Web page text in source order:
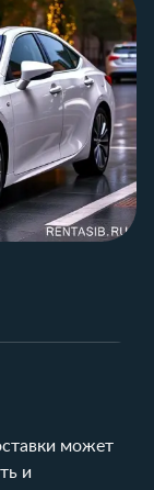
может
и